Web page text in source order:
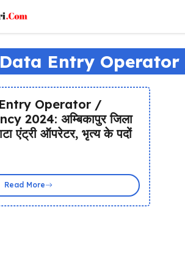
Entry
Operator /
2024: अम्बिकापुर जिला
एंट्री ऑपरेटर, भृत्य के पदों
Read More